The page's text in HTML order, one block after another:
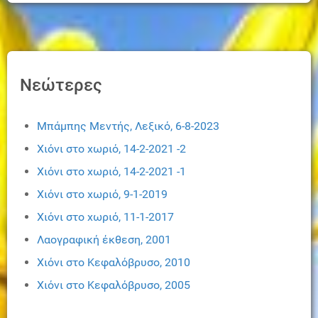
Νεώτερες
Μπάμπης Μεντής, Λεξικό, 6-8-2023
Χιόνι στο χωριό, 14-2-2021 -2
Χιόνι στο χωριό, 14-2-2021 -1
Χιόνι στο χωριό, 9-1-2019
Χιόνι στο χωριό, 11-1-2017
Λαογραφική έκθεση, 2001
Χιόνι στο Κεφαλόβρυσο, 2010
Χιόνι στο Κεφαλόβρυσο, 2005